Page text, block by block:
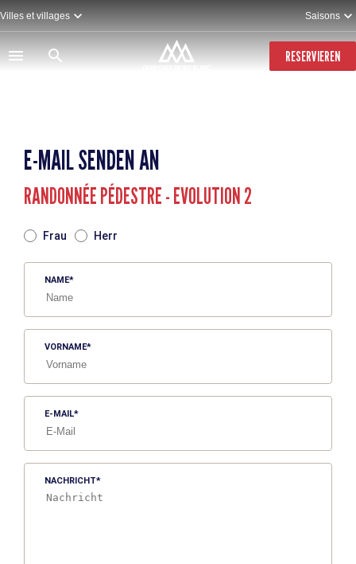
Direkt
zum
Inhalt
Villes et villages Saisons
RESERVIEREN
E-MAIL SENDEN AN
RANDONNÉE PÉDESTRE - EVOLUTION 2
Frau Herr
NAME
VORNAME
E-MAIL
NACHRICHT